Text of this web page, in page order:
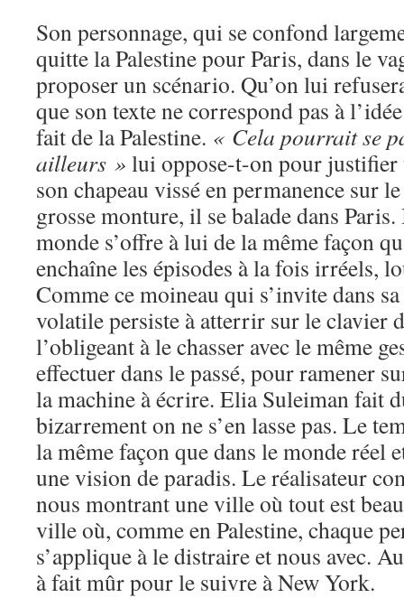
Son personnage, qui se confond
quitte la Palestine pour Paris, dans le
proposer un scénario. Qu’on lui
que son texte ne correspond pas à
fait de la Palestine. « Cela pourrait se
ailleurs » lui oppose-t-on pour
son chapeau vissé en permanence sur
grosse monture, il se balade dans
monde s’offre à lui de la même façon
enchaîne les épisodes à la fois irréels,
Comme ce moineau qui s’invite dans
volatile persiste à atterrir sur le clavier
l’obligeant à le chasser avec le même
effectuer dans le passé, pour ramener
la machine à écrire. Elia Suleiman fait
bizarrement on ne s’en lasse pas. Le
la même façon que dans le monde réel
une vision de paradis. Le réalisateur
nous montrant une ville où tout est
ville où, comme en Palestine, chaque
s’applique à le distraire et nous avec.
à fait mûr pour le suivre à New York.